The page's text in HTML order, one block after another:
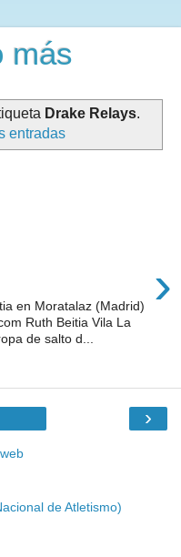
más
Drake Relays.
entradas
›
en Moratalaz (Madrid)
Ruth Beitia Vila La
de salto d...
›
de Atletismo)